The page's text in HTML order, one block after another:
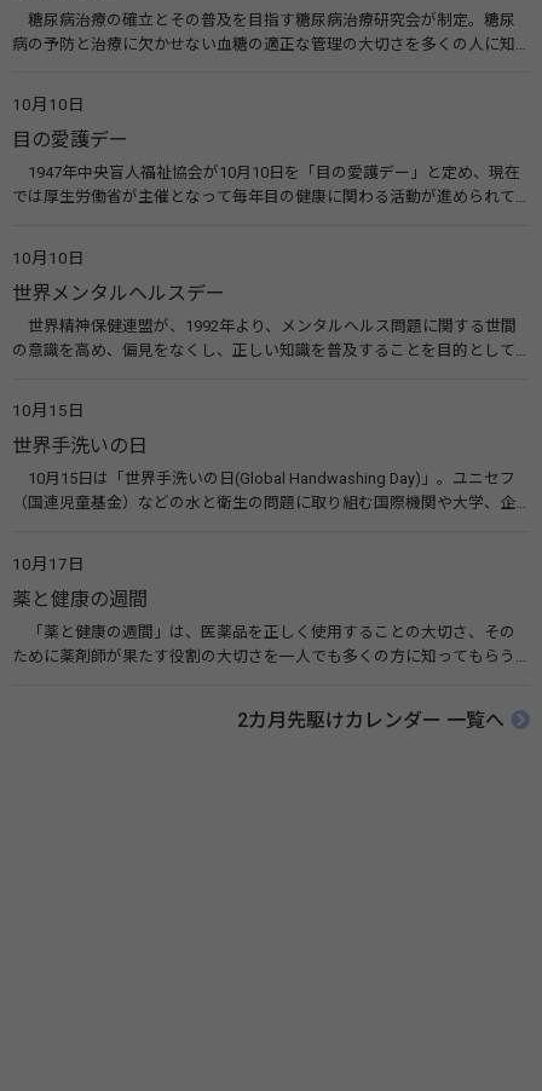
糖尿病治療の確立とその普及を目指す糖尿病治療研究会が制定。糖尿
病の予防と治療に欠かせない血糖の適正な管理の大切さを多くの人に知
療研究会） 糖尿病ネットワーク
10月10日
目の愛護デー
1947年中央盲人福祉協会が10月10日を「目の愛護デー」と定め、現在
では厚生労働省が主催となって毎年目の健康に関わる活動が進められて
会）
10月10日
世界メンタルヘルスデー
世界精神保健連盟が、1992年より、メンタルヘルス問題に関する世間
の意識を高め、偏見をなくし、正しい知識を普及することを目的として、
す。 関連リンク 世界メンタルヘルスデー（厚生労働省） 働く人のメンタ
ルヘルス・ポータルサイト「こころの耳」（厚生労働省）
10月15日
世界手洗いの日
10月15日は「世界手洗いの日(Global Handwashing Day)」。ユニセフ
（国連児童基金）などの水と衛生の問題に取り組む国際機関や大学、企
10月17日
薬と健康の週間
「薬と健康の週間」は、医薬品を正しく使用することの大切さ、その
ために薬剤師が果たす役割の大切さを一人でも多くの方に知ってもらう
伝えたい！薬との付き合い方」（保健指導リソースガイド）
2カ月先駆けカレンダー 一覧へ